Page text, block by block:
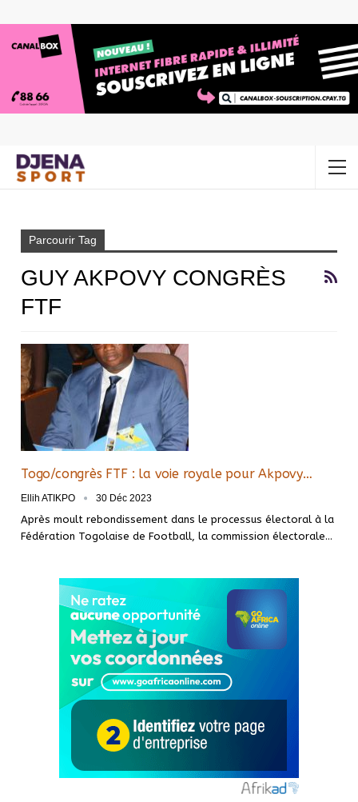
Parcourir Tag
GUY AKPOVY CONGRÈS
FTF
Togo/congrès FTF : la voie royale pour Akpovy…
Ellih ATIKPO 30 Déc 2023
Après moult rebondissement dans le processus électoral à la
Fédération Togolaise de Football, la commission électorale…